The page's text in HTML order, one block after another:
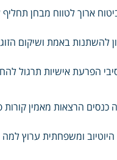
ארוך לטווח מבחן
להשתנות באמת ושיקום
הפרעת אישיות תרגול
הרצאות מאמין קורות
ומשפחתית ערוץ